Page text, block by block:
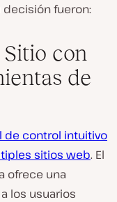
fueron:
con
de
de control intuitivo
sitios web. El
ofrece una
los usuarios